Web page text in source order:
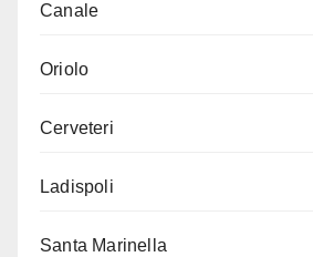
Canale
Oriolo
Cerveteri
Ladispoli
Santa Marinella